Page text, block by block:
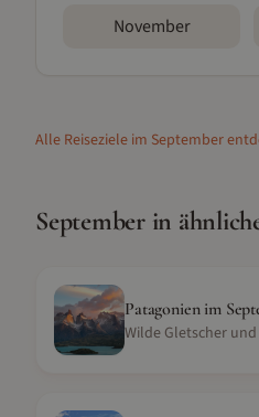
November
Alle Reiseziele im September
Septemberin
Patagonienim